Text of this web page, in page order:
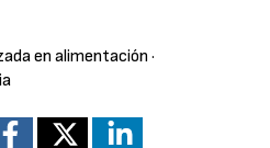
en alimentación ·